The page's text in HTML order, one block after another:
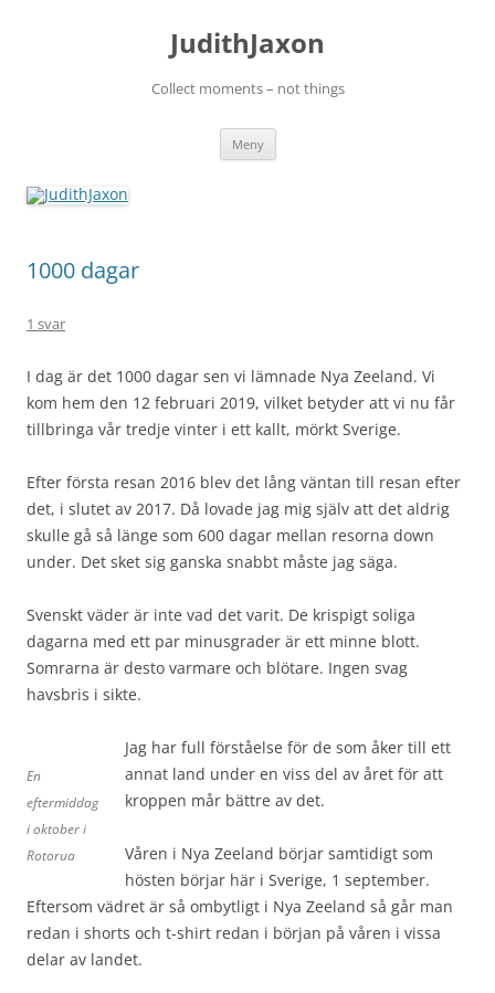
JudithJaxon
Collect moments – not things
Meny
1000 dagar
1 svar
I dag är det 1000 dagar sen vi lämnade Nya Zeeland. Vi
kom hem den 12 februari 2019, vilket betyder att vi nu får
tillbringa vår tredje vinter i ett kallt, mörkt Sverige.
Efter första resan 2016 blev det lång väntan till resan efter
det, i slutet av 2017. Då lovade jag mig själv att det aldrig
skulle gå så länge som 600 dagar mellan resorna down
under. Det sket sig ganska snabbt måste jag säga.
Svenskt väder är inte vad det varit. De krispigt soliga
dagarna med ett par minusgrader är ett minne blott.
Somrarna är desto varmare och blötare. Ingen svag
havsbris i sikte.
En
eftermiddag
i oktober i
Rotorua
Jag har full förståelse för de som åker till ett
annat land under en viss del av året för att
kroppen mår bättre av det.
Våren i Nya Zeeland börjar samtidigt som
hösten börjar här i Sverige, 1 september.
Eftersom vädret är så ombytligt i Nya Zeeland så går man
redan i shorts och t-shirt redan i början på våren i vissa
delar av landet.